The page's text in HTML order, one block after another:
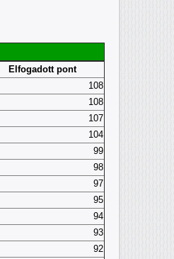
Elfogadott pont
108
108
107
104
99
98
97
95
94
93
92